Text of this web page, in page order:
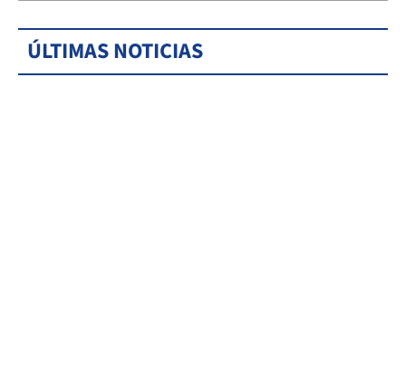
ÚLTIMAS NOTICIAS